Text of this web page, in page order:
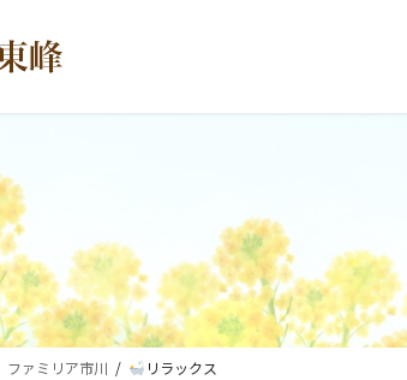
ファミリア市川 リラックス